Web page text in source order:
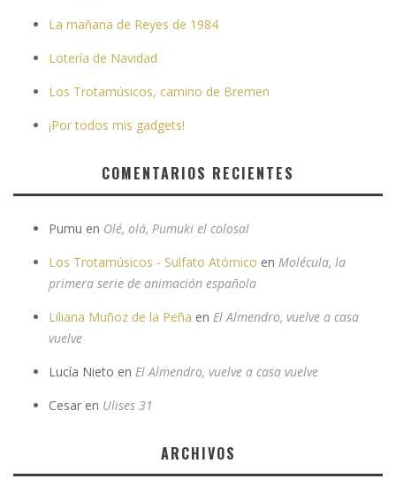
La mañana de Reyes de 1984
Lotería de Navidad
Los Trotamúsicos, camino de Bremen
¡Por todos mis gadgets!
COMENTARIOS RECIENTES
Pumu en Olé, olá, Pumuki el colosal
Los Trotamúsicos - Sulfato Atómico en Molécula, la
primera serie de animación española
Liliana Muñoz de la Peña en El Almendro, vuelve a casa
vuelve
Lucía Nieto en El Almendro, vuelve a casa vuelve
Cesar en Ulises 31
ARCHIVOS